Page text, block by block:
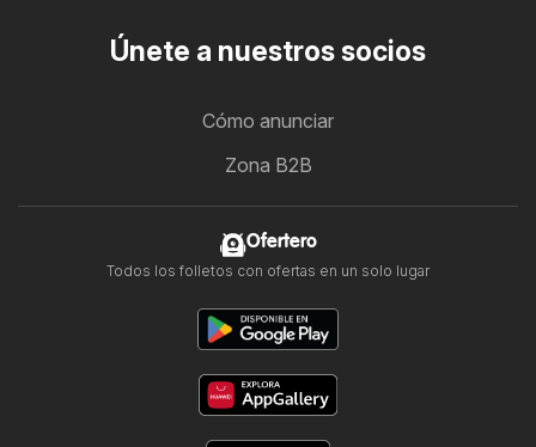
Únete a nuestros socios
Cómo anunciar
Zona B2B
Ofertero
Todos los folletos con ofertas en un solo lugar